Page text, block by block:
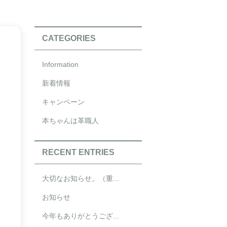
CATEGORIES
Information
新着情報
キャンペーン
本ちゃんは革職人
RECENT ENTRIES
大切なお知らせ。（重...
お知らせ
今年もありがとうござ...